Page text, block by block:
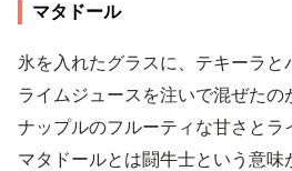
マタドール
氷を入れたグラスに、テキーラと
ライムジュースを注いで混ぜたの
ナップルのフルーティな甘さとラ
マタドールとは闘牛士という意味